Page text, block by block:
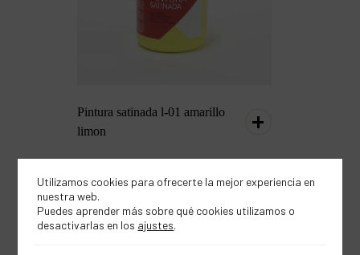
Pintura satinada l-01 amarillo
limon
Inspírate con este
Utilizamos cookies para ofrecerte la mejor experiencia en
nuestra web.
Puedes aprender más sobre qué cookies utilizamos o
desactivarlas en los ajustes.